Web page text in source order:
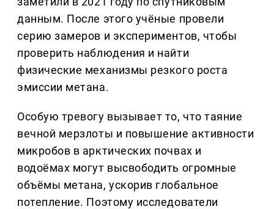
данным. После этого учёные провели
серию замеров и экспериментов, чтобы
проверить наблюдения и найти
физические механизмы резкого роста
эмиссии метана.
Особую тревогу вызывает то, что таяние
вечной мерзлоты и повышение активности
микробов в арктических почвах и
водоёмах могут высвободить огромные
объёмы метана, ускорив глобальное
потепление. Поэтому исследователи